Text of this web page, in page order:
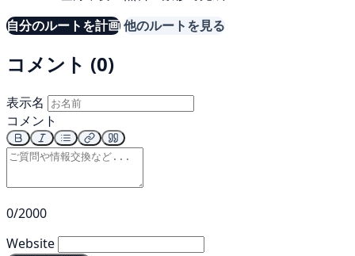
自分のルートを計画他のルートを見る
コメント (0)
表示名
コメント
0/2000
Website